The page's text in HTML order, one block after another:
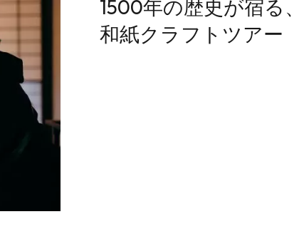
1500年の歴史が宿る
和紙クラフトツアー